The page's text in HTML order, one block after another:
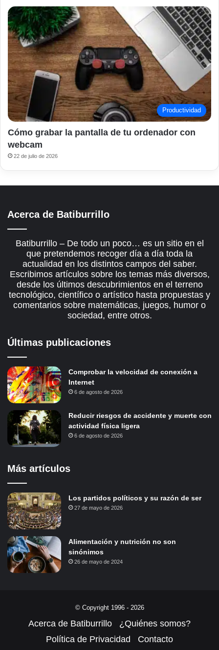
Productividad
Cómo grabar la pantalla de tu ordenador con
webcam
22 de julio de 2026
Acerca de Batiburrillo
Batiburrillo – De todo un poco… es un sitio en el
que pretendemos recoger día a día toda la
actualidad en los distintos campos del saber.
Escribimos artículos sobre los temas más diversos,
desde los últimos descubrimientos en el terreno
tecnológico, científico o artístico hasta propuestas y
comentarios sobre matemáticas, juegos, humor o
sociedad, entre otros.
Últimas publicaciones
Comprobar la velocidad de conexión a
Internet
6 de agosto de 2026
Reducir riesgos de accidente y muerte con
actividad física ligera
6 de agosto de 2026
Más artículos
Los partidos políticos y su razón de ser
27 de mayo de 2026
Alimentación y nutrición no son
sinónimos
26 de mayo de 2024
© Copyright 1996 - 2026
Acerca de Batiburrillo
¿Quiénes somos?
Política de Privacidad
Contacto